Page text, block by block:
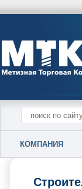
КОМПАНИЯ